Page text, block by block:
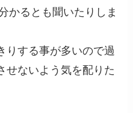
かるとも聞いたりしま
りする事が多いので過
せないよう気を配りた